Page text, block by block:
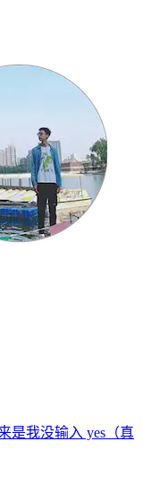
是我没输入 yes（真